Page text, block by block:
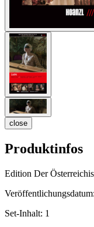
close
Produktinfos
Edition Der
Veröffentlichungsdatum:
Set-Inhalt: 1